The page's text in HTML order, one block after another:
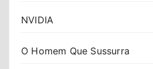
NVIDIA
O Homem Que Sussurra